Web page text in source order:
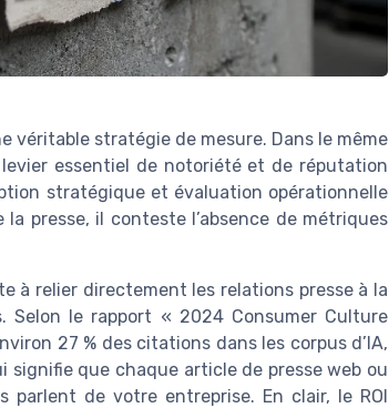
stratégie de mesure. Dans le même
essentiel de notoriété et de réputation
stratégique et évaluation opérationnelle
presse, il conteste l’absence de métriques
à relier directement les relations presse à la
Selon le rapport « 2024 Consumer Culture
27 % des citations dans les corpus d’IA,
signifie que chaque article de presse web ou
de votre entreprise. En clair, le ROI